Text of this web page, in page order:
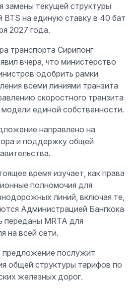
замены текущей структуры
BTS на единую ставку в 40 бат
2027 года.
транспорта Сирипонг
вчера, что министерство
одобрить рамки
всеми линиями транзита
скоростного транзита
единой собственности.
направлено на
и поддержку общей
время изучает, как права
полномочия для
линий, включая те,
Администрацией Бангкока
переданы MRTA для
на всей сети.
предложение послужит
общей структуры тарифов по
железных дорог.